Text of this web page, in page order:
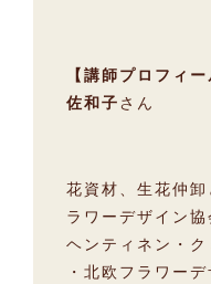
【講師プロフ
佐和子さん
花資材、生花仲
ラワーデザイン協
ヘンティネン・ク
・北欧フラワー